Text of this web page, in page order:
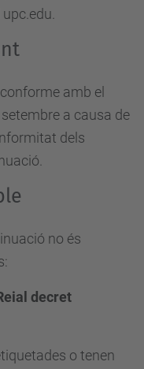
amb el
a causa de
dels
no és
decret
o tenen